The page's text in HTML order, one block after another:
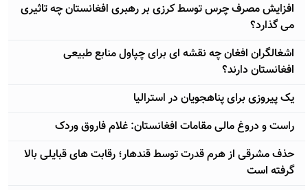
افزایش مصرف چرس توسط کرزی بر رهبری افغانستان چه تاثیری
می گذارد؟
اشغالگران افغان چه نقشه ای برای چپاول منابع طبیعی
افغانستان دارند؟
یک پیروزی برای پناهجویان در استرالیا
راست و دروغ مالی مقامات افغانستان: غلام فاروق وردک
حذف مشرقی از هرم قدرت توسط قندهار؛ رقابت های قبایلی بالا
گرفته است